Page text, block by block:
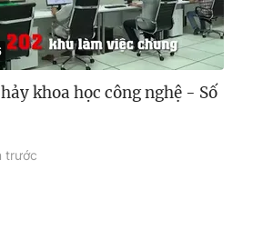
khoa học công nghệ - Số
trước